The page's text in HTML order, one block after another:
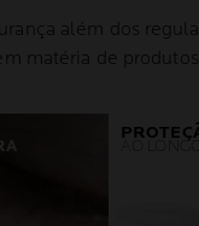
além dos
matéria de produtos
AO